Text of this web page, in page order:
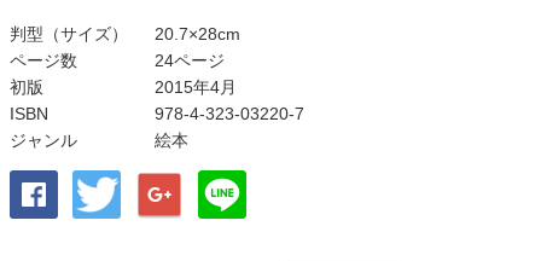
判型（サイズ）
20.7×28cm
ページ数
24ページ
初版
2015年4月
ISBN
978-4-323-03220-7
ジャンル
絵本